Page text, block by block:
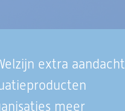
extra aandacht
meer